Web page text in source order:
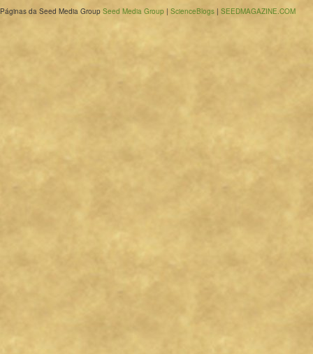
Páginas da Seed Media Group Seed Media Group | ScienceBlogs | SEEDMAGAZINE.COM